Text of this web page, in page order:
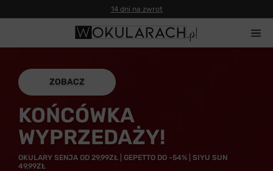
Gwarancja 100% zwrotu
ZOBACZ
KOŃCÓWKA
WYPRZEDAŻY!
OKULARY SENJA OD 29,99ZŁ | GEPETTO DO -54% | SIYU SUN
49,99ZŁ